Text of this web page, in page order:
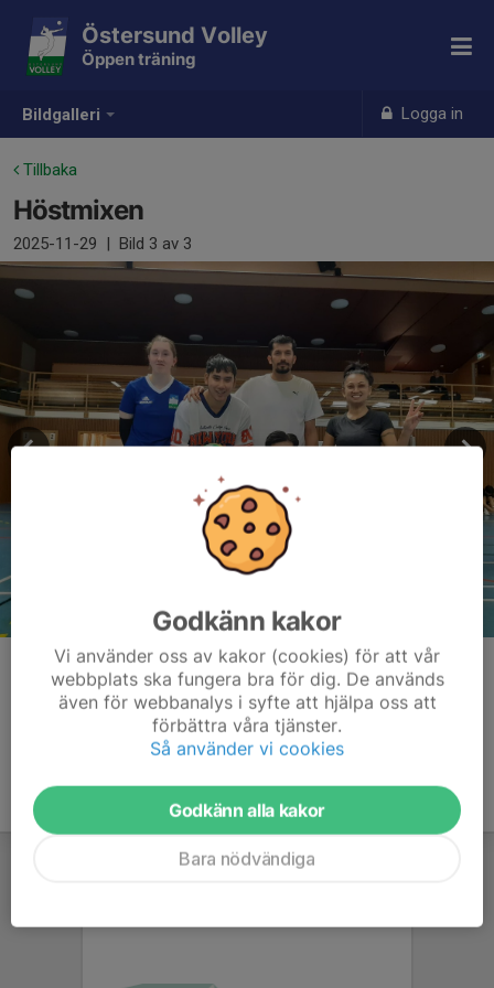
Bildgalleri Logga in
Östersund Volley
Öppen träning
Tillbaka
Höstmixen
2025-11-29 | Bild 3 av 3
Kommentarer
Godkänn kakor
Vi använder oss av kakor (cookies) för att vår
webbplats ska fungera bra för dig. De används
även för webbanalys i syfte att hjälpa oss att
förbättra våra tjänster.
Så använder vi cookies
Godkänn alla kakor
Bara nödvändiga